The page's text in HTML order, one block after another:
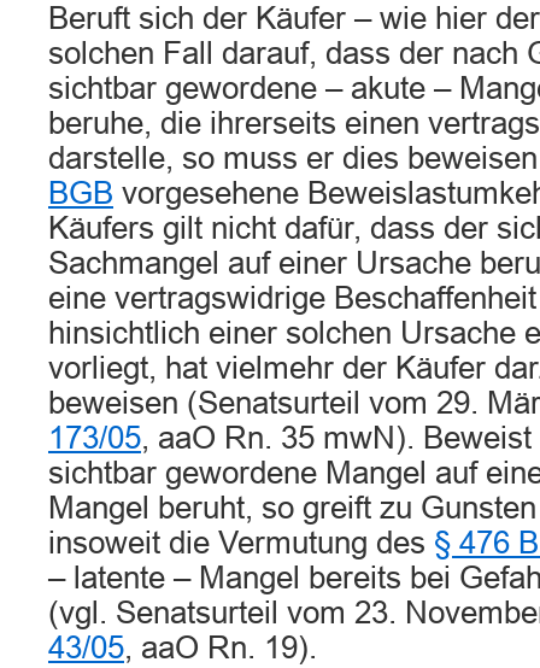
Beruft sich der Käufer – wie hier
solchen Fall darauf, dass der nach
sichtbar gewordene – akute –
beruhe, die ihrerseits einen
darstelle, so muss er dies
BGB vorgesehene
Käufers gilt nicht dafür, dass der
Sachmangel auf einer Ursache
eine vertragswidrige
hinsichtlich einer solchen Ursache
vorliegt, hat vielmehr der Käufer
beweisen (Senatsurteil vom 29.
173/05, aaO Rn. 35 mwN).
sichtbar gewordene Mangel auf
Mangel beruht, so greift zu
insoweit die Vermutung des § 476
– latente – Mangel bereits bei
(vgl. Senatsurteil vom 23.
43/05, aaO Rn. 19).